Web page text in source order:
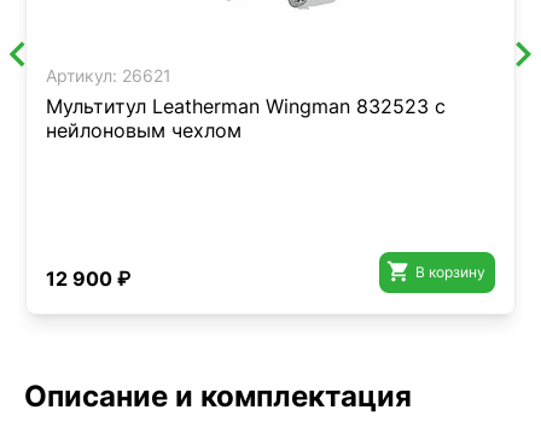
Артикул: 26621
Мультитул Leatherman Wingman 832523 с
нейлоновым чехлом
12 900 ₽  В корзину
Описание и комплектация